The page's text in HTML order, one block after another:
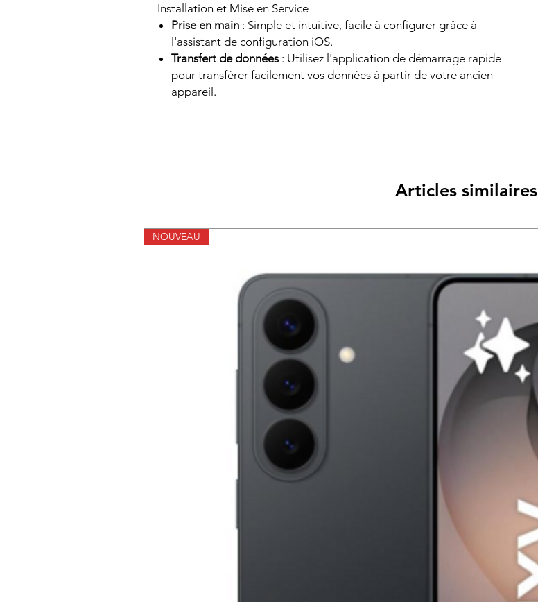
Installation et Mise en Service
Prise en main : Simple et intuitive, facile à configurer grâce à
l'assistant de configuration iOS.
Transfert de données: Utilisez l'application de démarrage rapide
pour transférer facilement vos données à partir de votre ancien
appareil.
Articles similaires
NOUVEAU